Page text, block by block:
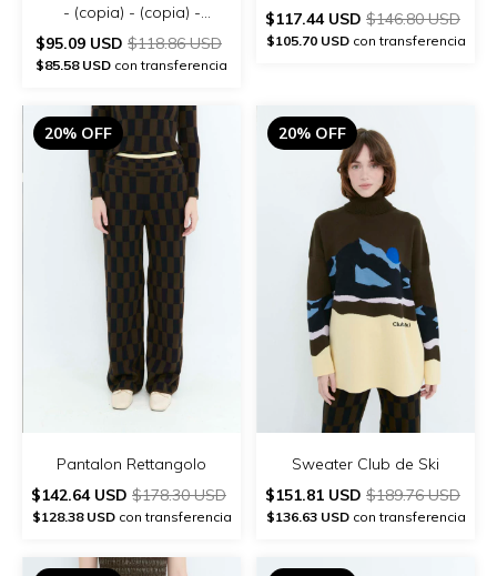
- (copia) - (copia) -
(copia) - (copia) - (copia)
$95.09 USD $118.86 USD
$85.58 USD con transferencia
$117.44 USD $146.80 USD
$105.70 USDcon transferencia
20% OFF
Pantalon Rettangolo
$142.64 USD $178.30 USD
$128.38 USDcon transferencia
20% OFF
Sweater Club de Ski
$151.81 USD $189.76 USD
$136.63 USDcon transferencia